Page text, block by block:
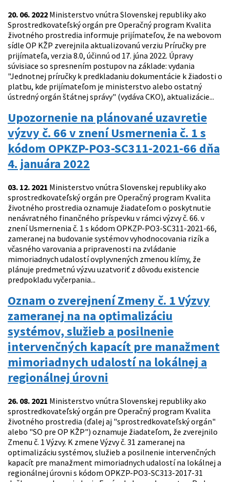
20. 06. 2022 Ministerstvo vnútra Slovenskej republiky ako
Sprostredkovateľský orgán pre Operačný program Kvalita
životného prostredia informuje prijímateľov, že na webovom
sídle OP KŽP zverejnila aktualizovanú verziu Príručky pre
prijímateľa, verzia 8.0, účinnú od 17. júna 2022. Úpravy
súvisiace so spresnením postupov na základe: vydania
"Jednotnej príručky k predkladaniu dokumentácie k žiadosti o
platbu, kde prijímateľom je ministerstvo alebo ostatný
ústredný orgán štátnej správy" (vydáva CKO), aktualizácie...
Upozornenie na plánované uzavretie
výzvy č. 66 v znení Usmernenia č. 1 s
kódom OPKZP-PO3-SC311-2021-66 dňa
4. januára 2022
03. 12. 2021 Ministerstvo vnútra Slovenskej republiky ako
sprostredkovateľský orgán pre Operačný program Kvalita
životného prostredia oznamuje žiadateľom o poskytnutie
nenávratného finančného príspevku v rámci výzvy č. 66. v
znení Usmernenia č. 1 s kódom OPKZP-PO3-SC311-2021-66,
zameranej na budovanie systémov vyhodnocovania rizík a
včasného varovania a pripravenosti na zvládanie
mimoriadnych udalostí ovplyvnených zmenou klímy, že
plánuje predmetnú výzvu uzatvoriť z dôvodu existencie
predpokladu vyčerpania...
Oznam o zverejnení Zmeny č. 1 Výzvy
zameranej na na optimalizáciu
systémov, služieb a posilnenie
intervenčných kapacít pre manažment
mimoriadnych udalostí na lokálnej a
regionálnej úrovni
26. 08. 2021 Ministerstvo vnútra Slovenskej republiky ako
sprostredkovateľský orgán pre Operačný program Kvalita
životného prostredia (ďalej aj "sprostredkovateľský orgán"
alebo "SO pre OP KŽP") oznamuje žiadateľom, že zverejnilo
Zmenu č. 1 Výzvy. K zmene Výzvy č. 31 zameranej na
optimalizáciu systémov, služieb a posilnenie intervenčných
kapacít pre manažment mimoriadnych udalostí na lokálnej a
regionálnej úrovni s kódom OPKZP-PO3-SC313-2017-31